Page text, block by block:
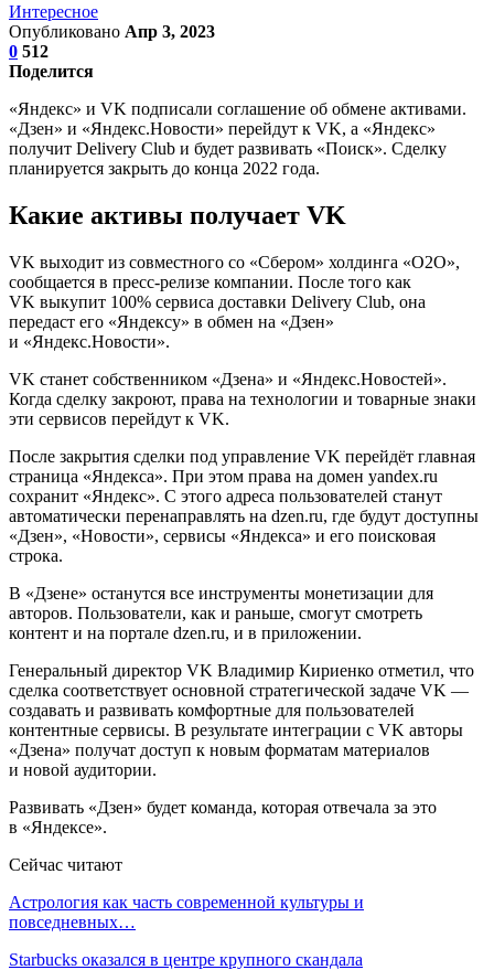
Интересное
Опубликовано Апр 3, 2023
0 512
Поделится
«Яндекс» и VK подписали соглашение об обмене активами.
«Дзен» и «Яндекс.Новости» перейдут к VK, а «Яндекс»
получит Delivery Club и будет развивать «Поиск». Сделку
планируется закрыть до конца 2022 года.
Какие активы получает VK
VK выходит из совместного со «Сбером» холдинга «O2O»,
сообщается в пресс-релизе компании. После того как
VK выкупит 100% сервиса доставки Delivery Club, она
передаст его «Яндексу» в обмен на «Дзен»
и «Яндекс.Новости».
VK станет собственником «Дзена» и «Яндекс.Новостей».
Когда сделку закроют, права на технологии и товарные знаки
эти сервисов перейдут к VK.
После закрытия сделки под управление VK перейдёт главная
страница «Яндекса». При этом права на домен yandex.ru
сохранит «Яндекс». С этого адреса пользователей станут
автоматически перенаправлять на dzen.ru, где будут доступны
«Дзен», «Новости», сервисы «Яндекса» и его поисковая
строка.
В «Дзене» останутся все инструменты монетизации для
авторов. Пользователи, как и раньше, смогут смотреть
контент и на портале dzen.ru, и в приложении.
Генеральный директор VK Владимир Кириенко отметил, что
сделка соответствует основной стратегической задаче VK —
создавать и развивать комфортные для пользователей
контентные сервисы. В результате интеграции с VK авторы
«Дзена» получат доступ к новым форматам материалов
и новой аудитории.
Развивать «Дзен» будет команда, которая отвечала за это
в «Яндексе».
Сейчас читают
Астрология как часть современной культуры и
повседневных…
Starbucks оказался в центре крупного скандала